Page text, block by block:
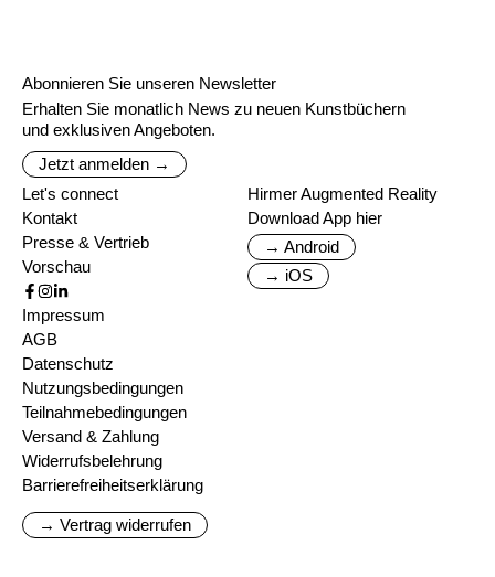
Abonnieren Sie unseren Newsletter
Erhalten Sie monatlich News zu neuen Kunstbüchern
und exklusiven Angeboten.
Jetzt anmelden →
Let's connect
Kontakt
Presse & Vertrieb
Vorschau
Hirmer Augmented Reality
Download App hier
→ Android
→ iOS
Impressum
AGB
Datenschutz
Nutzungsbedingungen
Teilnahmebedingungen
Versand & Zahlung
Widerrufsbelehrung
Barrierefreiheitserklärung
→ Vertrag widerrufen